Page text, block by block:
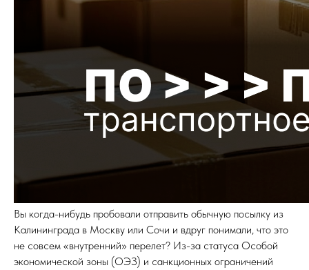
Вы когда-нибудь пробовали отправить обычную посылку из
Калининграда в Москву или Сочи и вдруг понимали, что это
не совсем «внутренний» перелет? Из-за статуса Особой
экономической зоны (ОЭЗ) и санкционных ограничений